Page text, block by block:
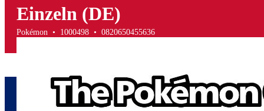
Einzeln (DE)
Pokémon • 1000498 • 0820650455636